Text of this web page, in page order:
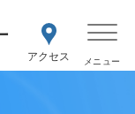
セス